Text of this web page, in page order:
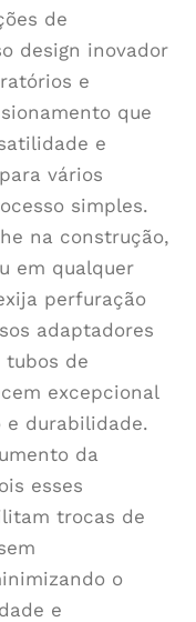
de
design inovador
e
que
e
vários
simples.
na construção,
em qualquer
perfuração
adaptadores
tubos de
excepcional
e durabilidade.
da
esses
trocas de
o
e